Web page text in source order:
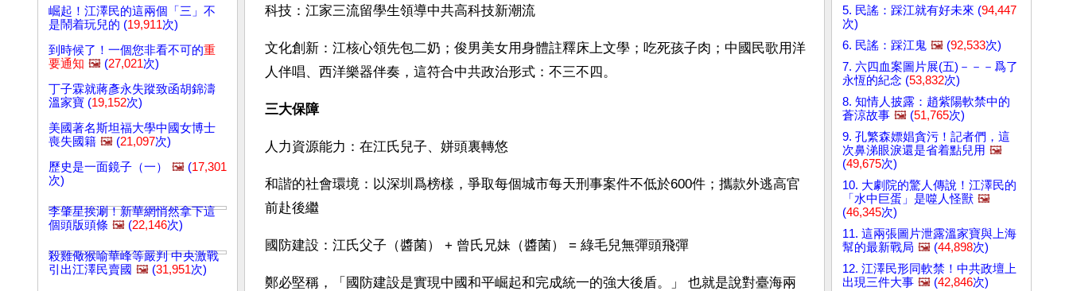
崛起！江澤民的這兩個「三」不
是鬧着玩兒的 (19,911次)
到時候了！一個您非看不可的重
要通知 🖼️ (27,021次)
丁子霖就蔣彥永失蹤致函胡錦濤
溫家寶 (19,152次)
美國著名斯坦福大學中國女博士
喪失國籍 🖼️ (21,097次)
歷史是一面鏡子（一）
🖼️ (17,301
次)
李肇星挨涮！新華網悄然拿下這
個頭版頭條 🖼️ (22,146次)
殺雞儆猴喻華峰等嚴判 中央激戰
引出江澤民賣國 🖼️ (31,951次)
科技：江家三流留學生領導中共高科技新潮流
文化創新：江核心領先包二奶；俊男美女用身體註釋床上文學；吃死孩子肉；中國民歌用洋
人伴唱、西洋樂器伴奏，這符合中共政治形式：不三不四。
三大保障
人力資源能力：在江氏兒子、姘頭裏轉悠
和諧的社會環境：以深圳爲榜樣，爭取每個城市每天刑事案件不低於600件；攜款外逃高官
前赴後繼
國防建設：江氏父子（醬菌） + 曾氏兄妹（醬菌） = 綠毛兒無彈頭飛彈
鄭必堅稱，「國防建設是實現中國和平崛起和完成統一的強大後盾。」 也就是說對臺海兩
5. 民謠：踩江就有好未來 (94,447
次)
6. 民謠：踩江鬼 🖼️ (92,533次)
7. 六四血案圖片展(五)－－－爲了
永恆的紀念 (53,832次)
8. 知情人披露：趙紫陽軟禁中的
蒼涼故事 🖼️ (51,765次)
9. 孔繁森嫖娼貪污！記者們，這
次鼻涕眼淚還是省着點兒用 🖼️
(49,675次)
10. 大劇院的驚人傳說！江澤民的
「水中巨蛋」是噬人怪獸 🖼️
(46,345次)
11. 這兩張圖片泄露溫家寶與上海
幫的最新戰局 🖼️ (44,898次)
12. 江澤民形同軟禁！中共政壇上
出現三件大事 🖼️ (42,846次)